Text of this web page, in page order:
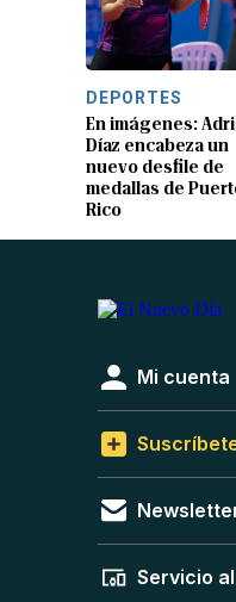
DEPORTES
En imágenes:
Díaz encabeza un
nuevo desfile de
medallas de
Rico
Mi cuenta
Servicio